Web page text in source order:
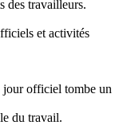
des travailleurs.
et activités
jour officiel tombe un
du travail.